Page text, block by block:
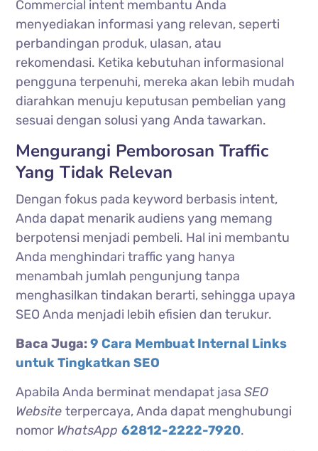
Commercial intent membantu Anda
menyediakan informasi yang relevan, seperti
perbandingan produk, ulasan, atau
rekomendasi. Ketika kebutuhan informasional
pengguna terpenuhi, mereka akan lebih mudah
diarahkan menuju keputusan pembelian yang
sesuai dengan solusi yang Anda tawarkan.
Mengurangi Pemborosan Traffic
Yang Tidak Relevan
Dengan fokus pada keyword berbasis intent,
Anda dapat menarik audiens yang memang
berpotensi menjadi pembeli. Hal ini membantu
Anda menghindari traffic yang hanya
menambah jumlah pengunjung tanpa
menghasilkan tindakan berarti, sehingga upaya
SEO Anda menjadi lebih efisien dan terukur.
Baca Juga:9 Cara Membuat Internal Links
untuk Tingkatkan SEO
Apabila Anda berminat mendapat jasaSEO
Websiteterpercaya, Anda dapat menghubungi
nomor WhatsApp62812-2222-7920.